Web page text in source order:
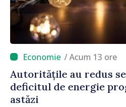
/ Acum 13 ore
Autoritățile au redus
deficitul de energie
astăzi